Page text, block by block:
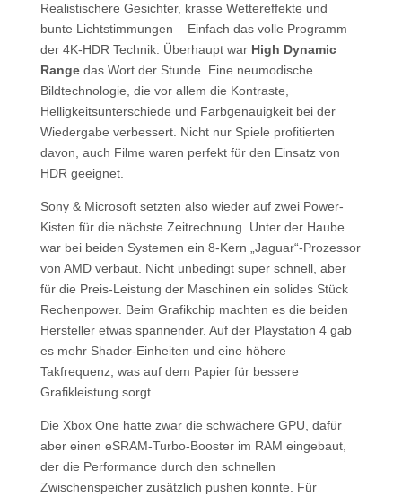
Realistischere Gesichter, krasse Wettereffekte und
bunte Lichtstimmungen – Einfach das volle Programm
der 4K-HDR Technik. Überhaupt war High Dynamic
Rangedas Wort der Stunde. Eine neumodische
Bildtechnologie, die vor allem die Kontraste,
Helligkeitsunterschiede und Farbgenauigkeit bei der
Wiedergabe verbessert. Nicht nur Spiele profitierten
davon, auch Filme waren perfekt für den Einsatz von
HDR geeignet.
Sony & Microsoft setzten also wieder auf zwei Power-
Kisten für die nächste Zeitrechnung. Unter der Haube
war bei beiden Systemen ein 8-Kern „Jaguar“-Prozessor
von AMD verbaut. Nicht unbedingt super schnell, aber
für die Preis-Leistung der Maschinen ein solides Stück
Rechenpower. Beim Grafikchip machten es die beiden
Hersteller etwas spannender. Auf der Playstation 4 gab
es mehr Shader-Einheiten und eine höhere
Takfrequenz, was auf dem Papier für bessere
Grafikleistung sorgt.
Die Xbox One hatte zwar die schwächere GPU, dafür
aber einen eSRAM-Turbo-Booster im RAM eingebaut,
der die Performance durch den schnellen
Zwischenspeicher zusätzlich pushen konnte. Für